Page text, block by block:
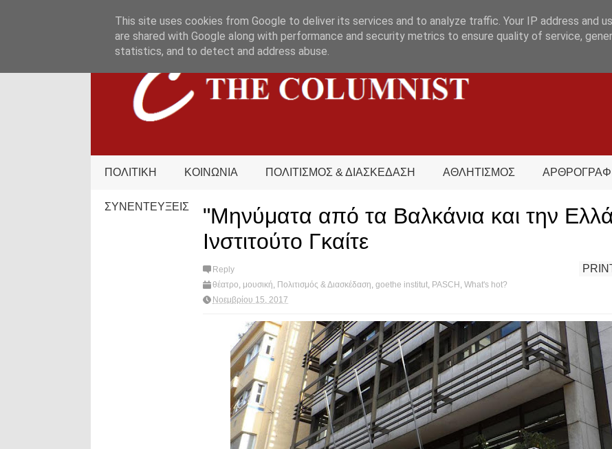
ΠΟΛΙΤΙΚΗ ΚΟΙΝΩΝΙΑ ΠΟΛΙΤΙΣΜΟΣ & ΔΙΑΣΚΕΔΑΣΗ ΑΘΛΗΤΙΣΜΟΣ
ΣΥΝΕΝΤΕΥΞΕΙΣ
"Μηνύματα από τα Βαλκάνια και την
Ινστιτούτο Γκαίτε
Reply
θέατρο μουσική Πολιτισμός & Διασκέδαση goethe institut PASCH What's hot?
Νοεμβρίου 15, 2017
This site uses cookies from Google to deliver its services and to analyze traffic. Your IP address and
are shared with Google along with performance and security metrics to ensure quality of service,
statistics, and to detect and address abuse.